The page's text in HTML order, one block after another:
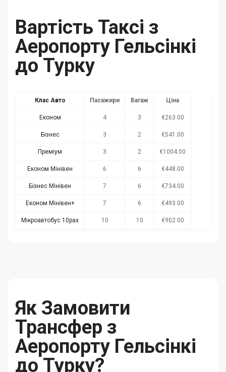
Вартість Таксі з
Аеропорту Гельсінкі
до Турку
Клас Авто Пасажири Багаж Ціна
Економ 4 3 €263.00
Бізнес 3 2 €541.00
Преміум 3 2 €1004.00
Економ Мінівен 6 6 €448.00
Бізнес Мінівен 7 6 €734.00
Економ Мінівен+ 7 6 €493.00
Мікроавтобус 10pax 10 10 €902.00
Як Замовити
Трансфер з
Аеропорту Гельсінкі
до Турку?